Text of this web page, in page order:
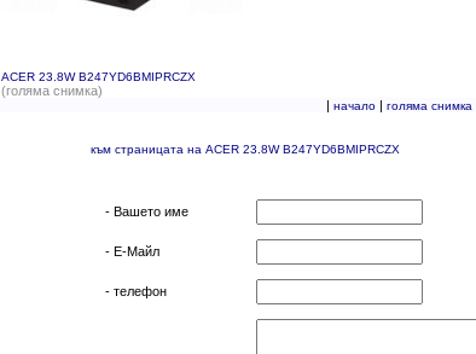
ACER 23.8W B247YD6BMIPRCZX
(голяма снимка)
| начало| голяма снимка
към страницата на ACER 23.8W B247YD6BMIPRCZX
- Вашето име
- Е-Майл
- телефон